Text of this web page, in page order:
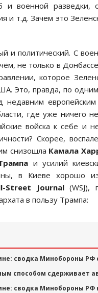
и военной разведки,
и т.д. Зачем это
и политический. С
не только в
которое
Это, правда, по
недавним
где уже ничего
войска к себе и
Скорее,
снизошла Камала
и усилий
в Киеве хорошо
-Street Journal(WSJ),
в пользу Трампа:
сводка Минобороны РФ с
способом сдерживает
сводка Минобороны РФ